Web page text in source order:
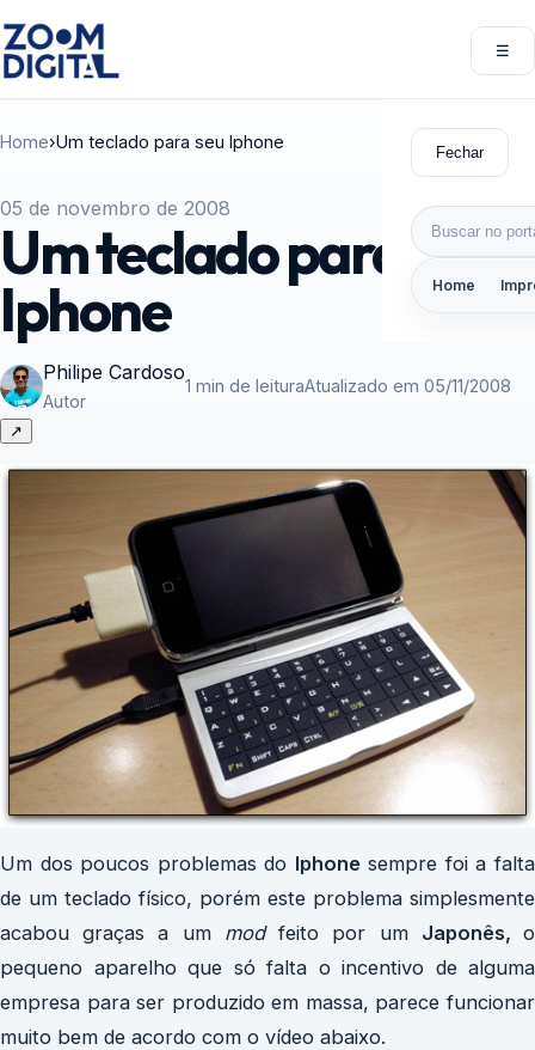
☰
Fechar
Buscar por:
Home
Home›Um teclado para seu Iphone
05 de novembro de 2008
Um teclado para seu
Iphone
Philipe Cardoso
Autor
1 min de leituraAtualizado em 05/11/2008
↗
Um dos poucos problemas do Iphonesempre foi a falta
de um teclado físico, porém este problema simplesmente
acabou graças a um modfeito por um Japonês,o
pequeno aparelho que só falta o incentivo de alguma
empresa para ser produzido em massa, parece funcionar
muito bem de acordo com o vídeo abaixo.